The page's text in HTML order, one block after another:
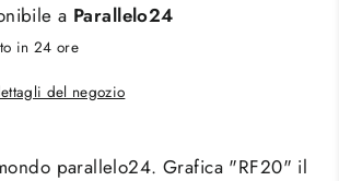
a Parallelo24
in 24 ore
del negozio
parallelo24. Grafica "RF20" il